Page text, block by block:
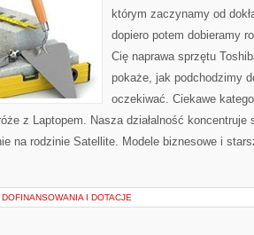
którym zaczynamy od
dopiero potem dobieramy
Cię naprawa sprzętu
pokaże, jak podchodzimy
oczekiwać. Ciekawe
z Laptopem. Nasza działalność koncentruje
na rodzinie Satellite. Modele biznesowe i
DOFINANSOWANIA I DOTACJE